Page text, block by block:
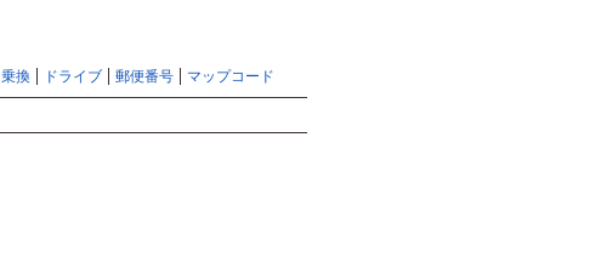
乗換 ドライブ 郵便番号 マップコード